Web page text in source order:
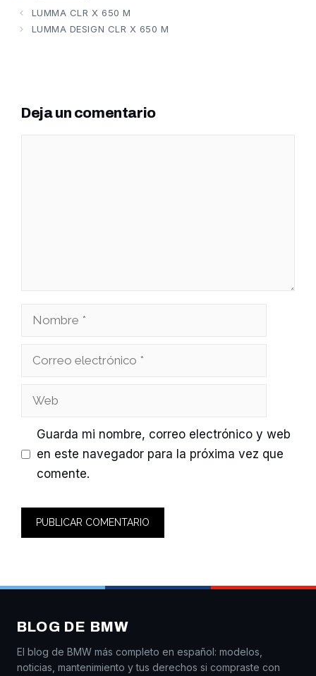
LUMMA CLR X 650 M
LUMMA DESIGN CLR X 650 M
Deja un comentario
Nombre
Correo
Web
Guarda mi nombre, correo electrónico y web
en este navegador para la próxima vez que
comente.
BLOG DE BMW
El blog de BMW más completo en español: modelos,
noticias, mantenimiento y tus derechos si compraste con